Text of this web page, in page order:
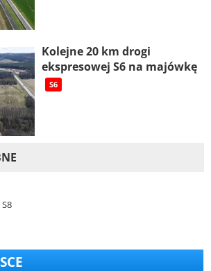
Kolejne 20 km drogi
ekspresowej S6 na majówkę
S6